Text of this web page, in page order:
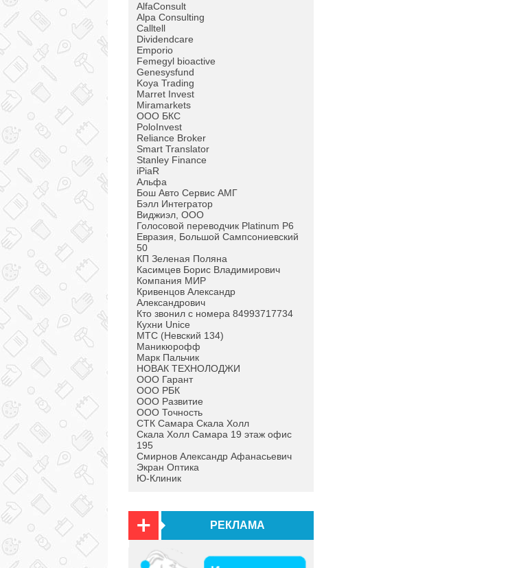
AlfaConsult
Alpa Consulting
Calltell
Dividendcare
Emporio
Femegyl bioactive
Genesysfund
Koya Trading
Marret Invest
Miramarkets
OOO БКС
PoloInvest
Reliance Broker
Smart Translator
Stanley Finance
iPiaR
Альфа
Бош Авто Сервис АМГ
Бэлл Интегратор
Виджиэл, ООО
Голосовой переводчик Platinum P6
Евразия, Большой Сампсониевский
50
КП Зеленая Поляна
Касимцев Борис Владимирович
Компания МИР
Кривенцов Александр
Александрович
Кто звонил с номера 84993717734
Кухни Unice
МТС (Невский 134)
Маникюрофф
Марк Пальчик
НОВАК ТЕХНОЛОДЖИ
ООО Гарант
ООО РБК
ООО Развитие
ООО Точность
СТК Самара Скала Холл
Скала Холл Самара 19 этаж офис
195
Смирнов Александр Афанасьевич
Экран Оптика
Ю-Клиник
РЕКЛАМА